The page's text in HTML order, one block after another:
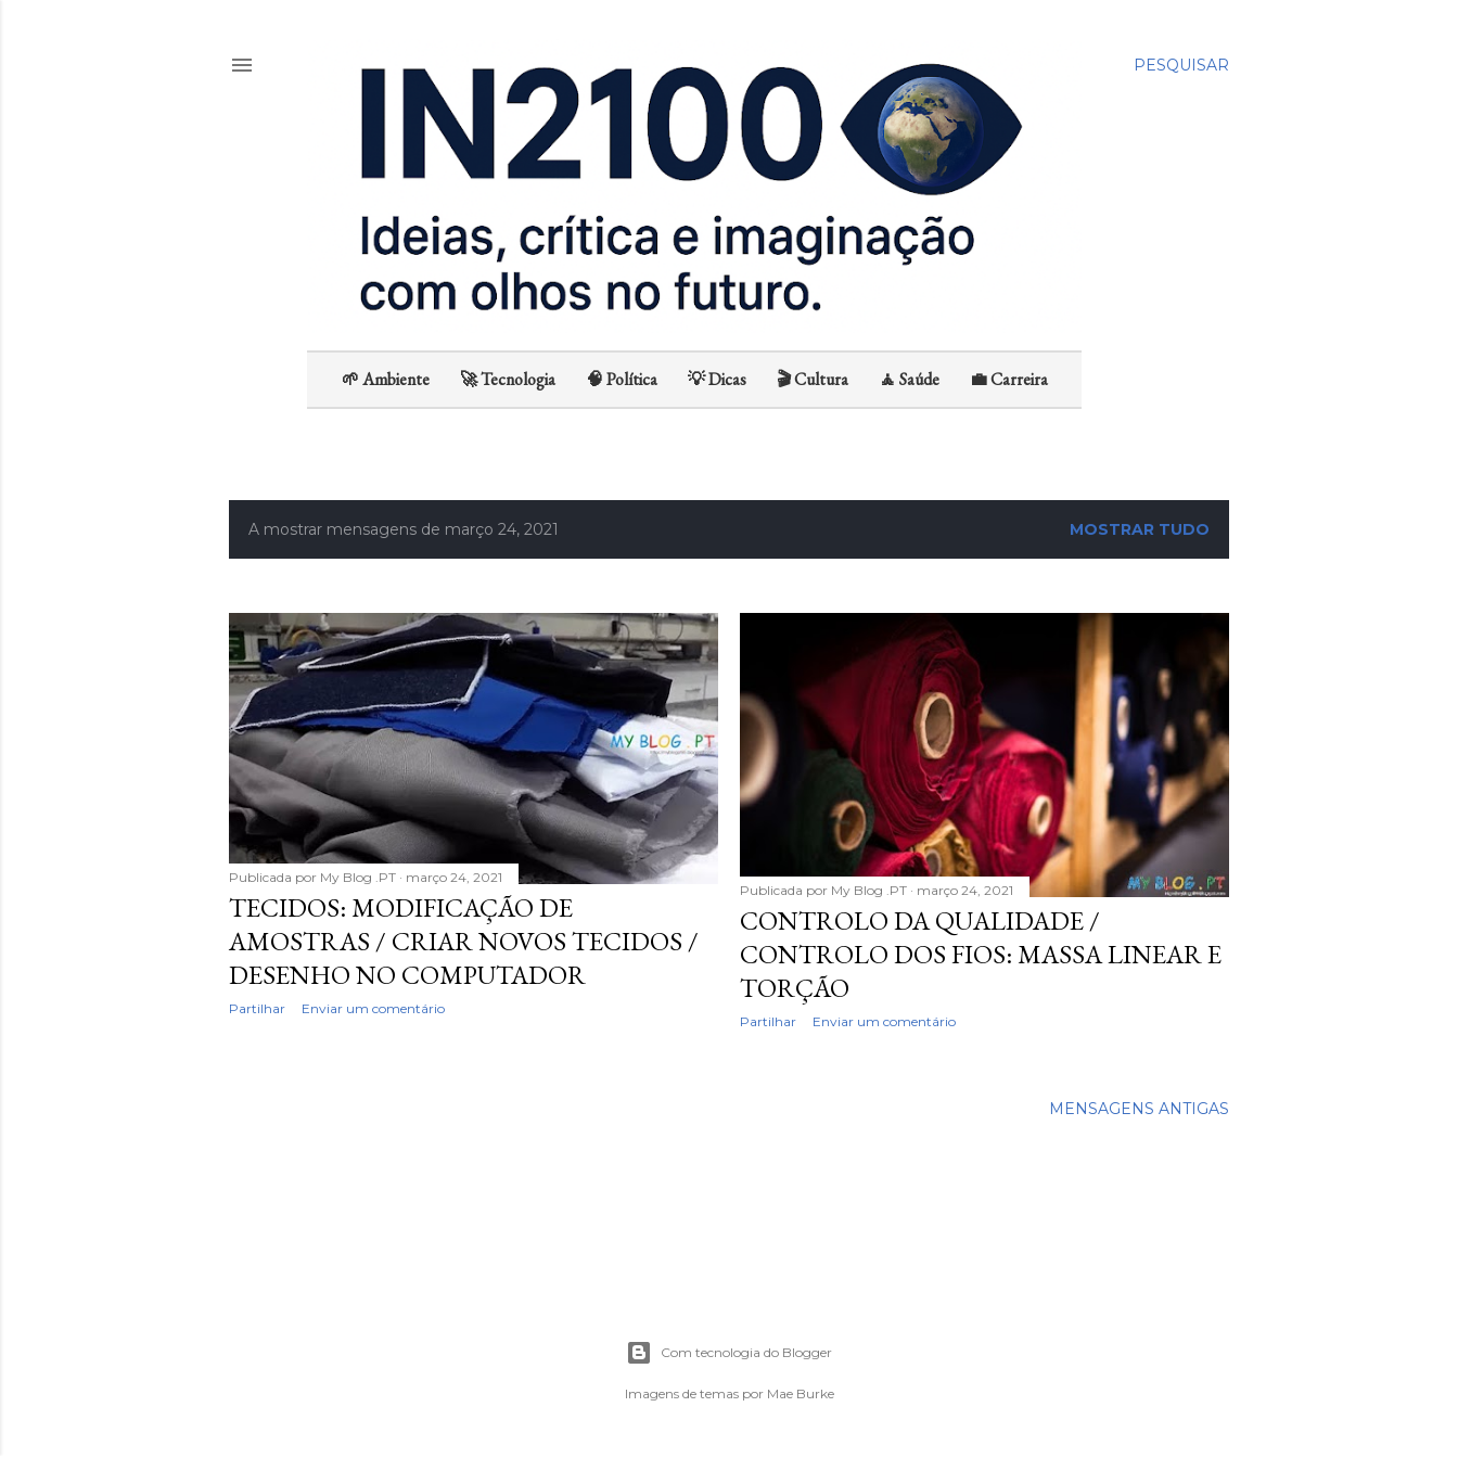
PESQUISAR
🌱 Ambiente 🚀 Tecnologia 🧠 Política 💡 Dicas 🎬 Cultura 🧘 Saúde 💼 Carreira
M
n
s
a
g
e
n
s
A mostrar mensagens de março 24, 2021 MOSTRAR TUDO
Publicada por My Blog .PT março 24, 2021
TECIDOS: MODIFICAÇÃO DE
AMOSTRAS / CRIAR NOVOS TECIDOS /
DESENHO NO COMPUTADOR
Partilhar Enviar um comentário
Publicada por My Blog .PT março 24, 2021
CONTROLO DA QUALIDADE /
CONTROLO DOS FIOS: MASSA LINEAR E
TORÇÃO
Partilhar Enviar um comentário
MENSAGENS ANTIGAS
Com tecnologia do Blogger
Imagens de temas por Mae Burke